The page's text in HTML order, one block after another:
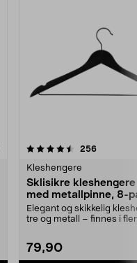
256
Kleshengere
Sklisikre
med metallpinne, 8-
Elegant og skikkelig
tre og metall – finnes i
79,90
4.5av 5 stjerner